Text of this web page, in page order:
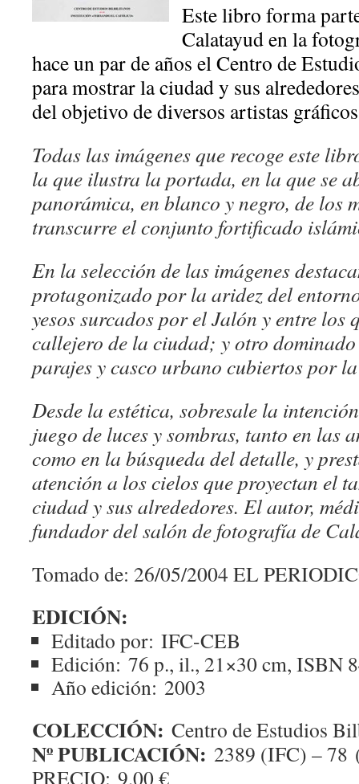
Este libro forma
Calatayud en la
hace un par de años el Centro de
para mostrar la ciudad y sus
del objetivo de diversos artistas
Todas las imágenes que recoge este
la que ilustra la portada, en la que se
panorámica, en blanco y negro, de los
transcurre el conjunto fortificado
En la selección de las imágenes
protagonizado por la aridez del
yesos surcados por el Jalón y entre los
callejero de la ciudad; y otro
parajes y casco urbano cubiertos por
Desde la estética, sobresale la
juego de luces y sombras, tanto en las
como en la búsqueda del detalle, y
atención a los cielos que proyectan el
ciudad y sus alrededores. El autor,
fundador del salón de fotografía de
Tomado de: 26/05/2004 EL
EDICIÓN:
Editado por: IFC-CEB
Edición: 76 p., il., 21×30 cm, ISBN
Año edición: 2003
COLECCIÓN: Centro de Estudios
Nº PUBLICACIÓN: 2389 (IFC) – 78
PRECIO: 9,00 €